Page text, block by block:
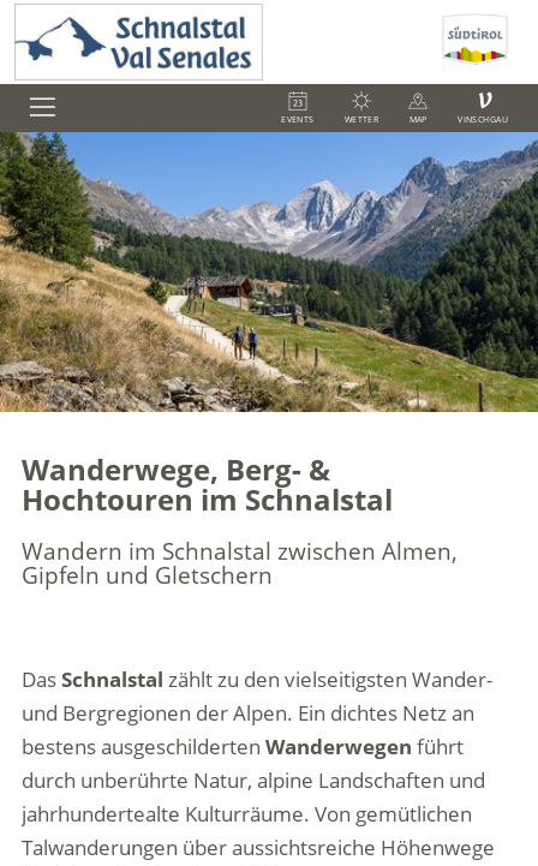
EVENTS WETTER MAP
V
VINSCHGAU
Wanderwege, Berg- &
Hochtouren im Schnalstal
Wandern im Schnalstal zwischen Almen,
Gipfeln und Gletschern
DasSchnalstal zählt zu den vielseitigsten Wander-
und Bergregionen der Alpen. Ein dichtes Netz an
bestens ausgeschilderten Wanderwegen führt
durch unberührte Natur, alpine Landschaften und
jahrhundertealte Kulturräume. Von gemütlichen
Talwanderungen über aussichtsreiche Höhenwege